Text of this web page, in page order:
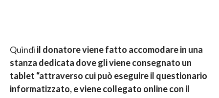
Quindi il donatore viene fatto accomodare in una
stanza dedicata dove gli viene consegnato un
tablet “attraverso cui può eseguire il questionario
informatizzato, e viene collegato online con il